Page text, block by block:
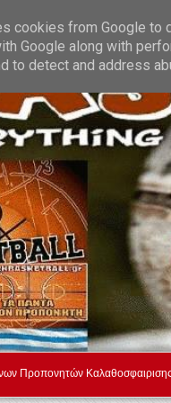
Ποιοί Είμαστε Όροι
Προπονητών Καλαθοσφαιρισης
cookies from Google to
Google along with
to detect and address